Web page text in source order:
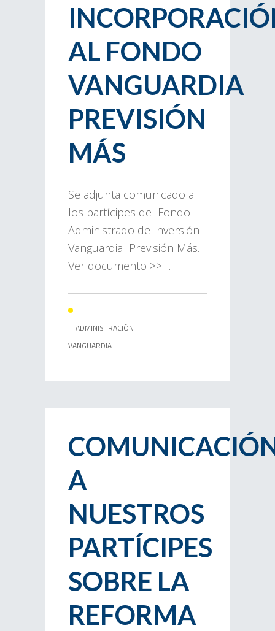
AL FONDO
VANGUARDIA
PREVISIÓN
MÁS
Se adjunta comunicado a
los partícipes del Fondo
Administrado de Inversión
Vanguardia Previsión Más.
Ver documento >> ...
ADMINISTRACIÓN
VANGUARDIA
A
NUESTROS
PARTÍCIPES
SOBRE LA
REFORMA